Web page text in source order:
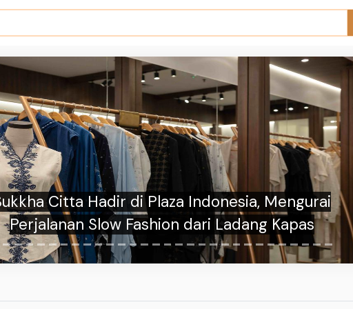
Resep Potato Cheese Bread Lumer yang Anti
Gagal